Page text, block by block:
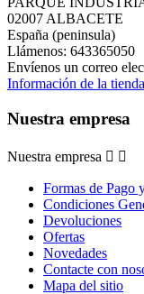
02007 ALBACETE
España (peninsula)
Llámenos: 643365050
Envíenos un correo
Información de la tienda
Nuestra empresa
Nuestra empresa  
Formas de Pago
Condiciones
Devoluciones
Ofertas
Novedades
Contacte con
Mapa del sitio